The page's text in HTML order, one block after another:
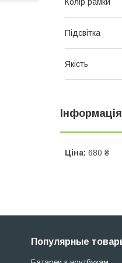
Підсвітка
Якість
Ціна: 680 ₴
Популярные